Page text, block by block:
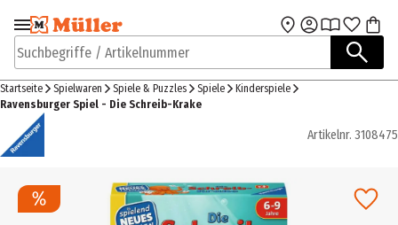
Zur Navigation
springen
Zum Hauptinhalt
Suchbegriffe / Artikelnummer
Startseite Spielwaren Spiele & Puzzles Spiele
Kinderspiele
Ravensburger Spiel - Die Schreib-Krake
Artikelnr. 3108475